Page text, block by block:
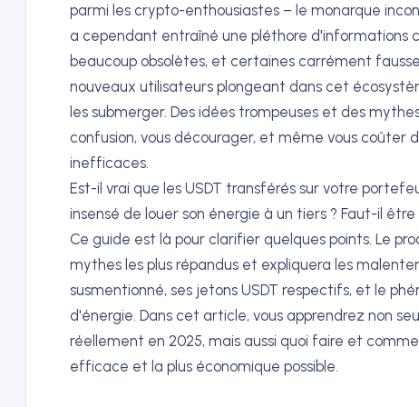
parmi les crypto-enthousiastes – le monarque
a cependant entraîné une pléthore d'informations
beaucoup obsolètes, et certaines carrément
nouveaux utilisateurs plongeant dans cet
les submerger. Des idées trompeuses et des
confusion, vous décourager, et même vous coûter
inefficaces.
Est-il vrai que les USDT transférés sur votre
insensé de louer son énergie à un tiers ? Faut-il
Ce guide est là pour clarifier quelques points. Le
mythes les plus répandus et expliquera les
susmentionné, ses jetons USDT respectifs, et le
d'énergie. Dans cet article, vous apprendrez non
réellement en 2025, mais aussi quoi faire et
efficace et la plus économique possible.